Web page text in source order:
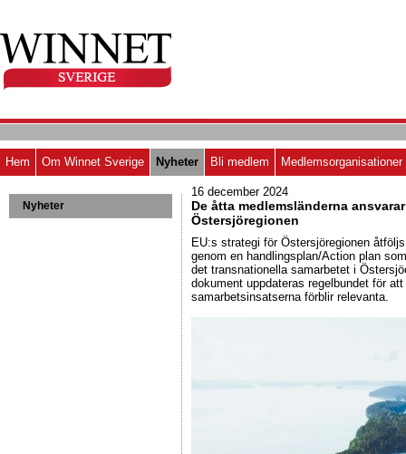
Hem Om Winnet Sverige Nyheter Bli medlem Medlemsorganisationer
Nyheter
16 december 2024
De åtta medlemsländerna
Östersjöregionen
EU:s strategi för Östersjöregionen
genom en handlingsplan/Action plan
det transnationella samarbetet i
dokument uppdateras regelbundet för
samarbetsinsatserna förblir relevanta.